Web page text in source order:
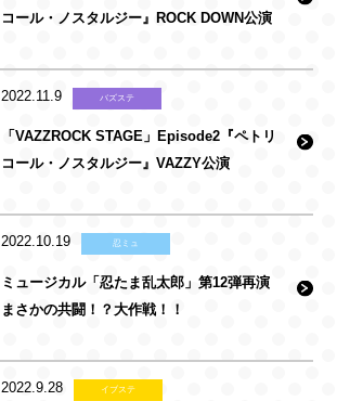
コール・ノスタルジー』ROCK DOWN公演
2022.11.9 バズステ
「VAZZROCK STAGE」Episode2『ペトリ
コール・ノスタルジー』VAZZY公演
2022.10.19 忍ミュ
ミュージカル「忍たま乱太郎」第12弾再演
まさかの共闘！？大作戦！！
2022.9.28 イブステ